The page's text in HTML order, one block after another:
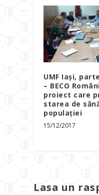
UMF Iași,
– BECO
proiect care
starea de
populației
15/12/2017
Lasa un